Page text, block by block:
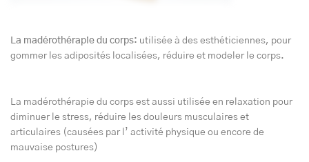
La madérothérapie du corps: utilisée à des esthéticiennes, pour
gommer les adiposités localisées, réduire et modeler le corps.
La madérothérapie du corps est aussi utilisée en relaxation pour
diminuer le stress, réduire les douleurs musculaires et
articulaires (causées par l’ activité physique ou encore de
mauvaise postures)